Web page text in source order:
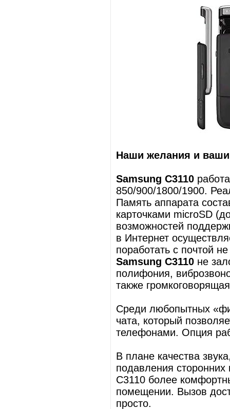
Наши желания и
Samsung C3110
850/900/1800/1900.
Память аппарата
карточками microSD
возможностей
в Интернет
поработать с почтой
Samsung C3110 не
полифония,
также
Среди любопытных
чата, который
телефонами. Опция
В плане качества
подавления
C3110 более
помещении. Вызов
просто.